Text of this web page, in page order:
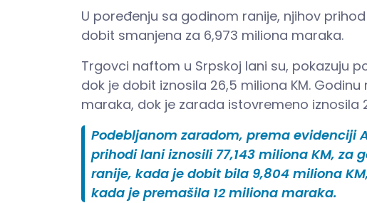
U poređenju sa godinom ranije, njihov
dobit smanjena za 6,973 miliona maraka.
Trgovci naftom u Srpskoj lani su, pokazuju
dok je dobit iznosila 26,5 miliona KM.
maraka, dok je zarada istovremeno iznosila
Podebljanom zaradom, prema evidenciji
prihodi lani iznosili 77,143 miliona KM, za
ranije, kada je dobit bila 9,804 miliona
kada je premašila 12 miliona maraka.